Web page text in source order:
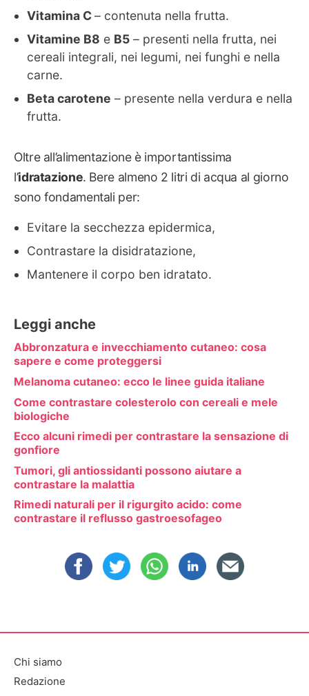
Vitamina C– contenuta nella frutta.
Vitamine B8 e B5 – presenti nella frutta, nei
cereali integrali, nei legumi, nei funghi e nella
carne.
Beta carotene – presente nella verdura e nella
frutta.
Oltre all’alimentazione è importantissima
l’idratazione. Bere almeno 2 litri di acqua al giorno
sono fondamentali per:
Evitare la secchezza epidermica,
Contrastare la disidratazione,
Mantenere il corpo ben idratato.
Leggi anche
Abbronzatura e invecchiamento cutaneo: cosa
sapere e come proteggersi
Melanoma cutaneo: ecco le linee guida italiane
Come contrastare colesterolo con cereali e mele
biologiche
Ecco alcuni rimedi per contrastare la sensazione di
gonfiore
Tumori, gli antiossidanti possono aiutare a
contrastare la malattia
Rimedi naturali per il rigurgito acido: come
contrastare il reflusso gastroesofageo
Chi siamo
Redazione